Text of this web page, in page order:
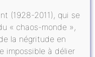
(1928-2011), qui se
« chaos-monde »,
la négritude en
impossible à délier